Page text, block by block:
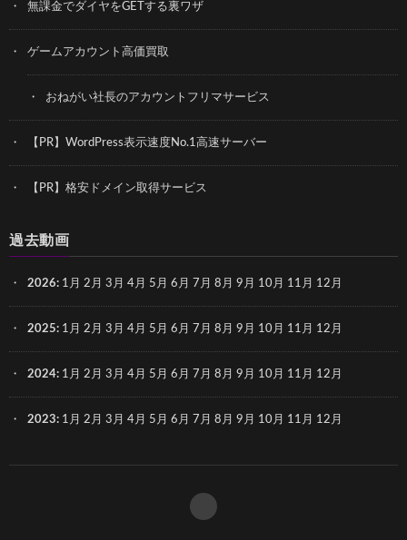
無課金でダイヤをGETする裏ワザ
ゲームアカウント高価買取
おねがい社長のアカウントフリマサービス
【PR】WordPress表示速度No.1高速サーバー
【PR】格安ドメイン取得サービス
過去動画
2026: 1月 2月 3月 4月 5月 6月 7月 8月 9月 10月 11月 12月
2025: 1月 2月 3月 4月 5月 6月 7月 8月 9月 10月 11月 12月
2024: 1月 2月 3月 4月 5月 6月 7月 8月 9月 10月 11月 12月
2023: 1月 2月 3月 4月 5月 6月 7月 8月 9月 10月 11月 12月